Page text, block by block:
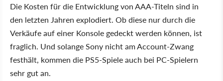
Die Kosten für die Entwicklung von AAA-Titeln sind in
den letzten Jahren explodiert. Ob diese nur durch die
Verkäufe auf einer Konsole gedeckt werden können, ist
fraglich. Und solange Sony nicht am Account-Zwang
festhält, kommen die PS5-Spiele auch bei PC-Spielern
sehr gut an.